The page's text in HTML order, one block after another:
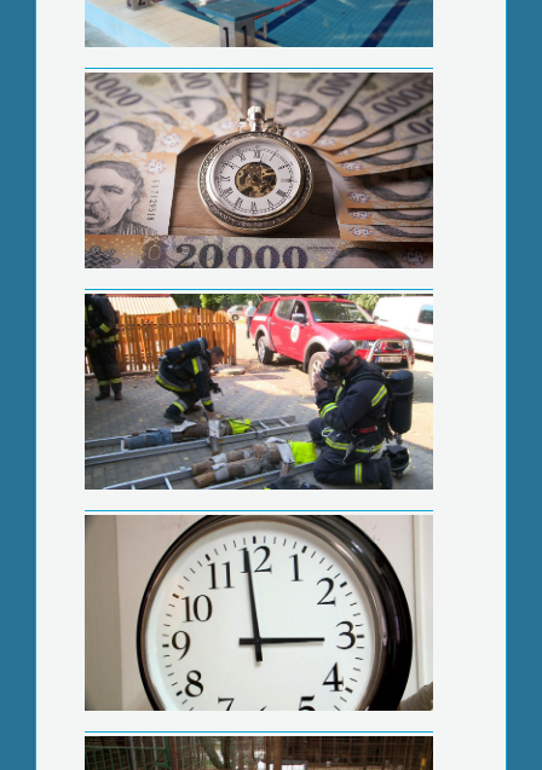
Mustgáz mérgezés- gyakorlatoztak a
tűzoltók
Idén is tekernünk kell
Több módon igyekszik spórolni az
ebrendészet
Újabb parkolók épülnek a Bethlen